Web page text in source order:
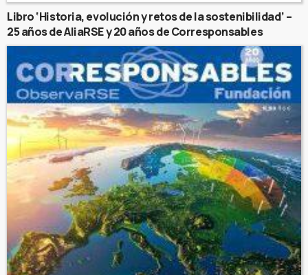
Libro ‘Historia, evolución y retos de la sostenibilidad’ –
25 años de AliaRSE y 20 años de Corresponsables